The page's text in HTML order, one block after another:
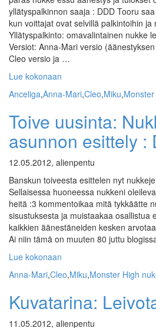
yllätyspalkinnon saaja : DDD Tooru
kun voittajat ovat selvillä palkintoihin ja
Yllätyspalkinto: omavalintainen nukke
Versiot: Anna-Mari versio
Cleo versio ja …
Lue kokonaan
Anceliga,Anna-Mari,Cleo,Miku,
Toive uusinta:
asunnon esittely :
12.05.2012, alienpentu
Banskun toiveesta esittelen nyt
Sellaisessa huoneessa nukkeni
heitä :3 kommentoikaa mitä tykkäätte
sisustuksesta ja muistaakaa osallistua
kaikkien äänestäneiden kesken
Ai niin tämä on muuten 80 juttu
Lue kokonaan
Anna-Mari,Cleo,Miku,Monster High
Kuvatarina:
11.05.2012, alienpentu